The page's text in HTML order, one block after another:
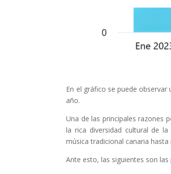
En el gráfico se puede
año.
Una de las principales razones
la rica diversidad cultural de
música tradicional canaria
Ante esto, las siguientes son